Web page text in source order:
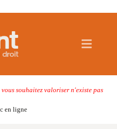
souhaitez valoriser n'existe pas
en ligne